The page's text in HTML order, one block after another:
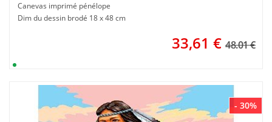
Canevas imprimé pénélope
Dim du dessin brodé 18 x 48 cm
33,61 € 48.01 €
- 30%